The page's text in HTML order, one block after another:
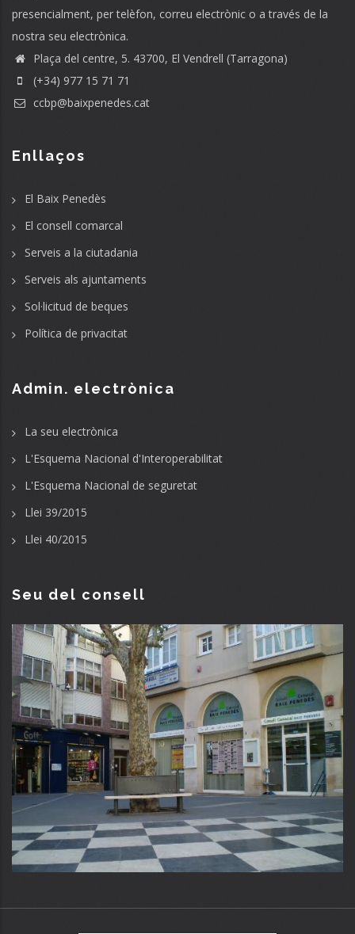
presencialment, per telèfon, correu electrònic o a través de la
nostra seu electrònica.
Plaça del centre, 5. 43700, El Vendrell (Tarragona)
(+34) 977 15 71 71
ccbp@baixpenedes.cat
Enllaços
El Baix Penedès
El consell comarcal
Serveis a la ciutadania
Serveis als ajuntaments
Sol·licitud de beques
Política de privacitat
Admin. electrònica
La seu electrònica
L'Esquema Nacional d'Interoperabilitat
L'Esquema Nacional de seguretat
Llei 39/2015
Llei 40/2015
Seu del consell